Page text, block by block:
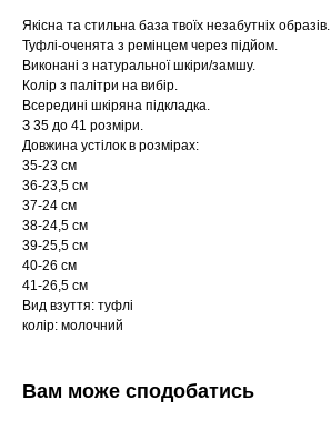
Якісна та стильна база твоїх незабутніх образів.
Туфлі-оченята з ремінцем через підйом.
Виконані з натуральної шкіри/замшу.
Колір з палітри на вибір.
Всередині шкіряна підкладка.
З 35 до 41 розміри.
Довжина устілок в розмірах:
35-23 cм
36-23,5 см
37-24 см
38-24,5 см
39-25,5 см
40-26 см
41-26,5 см
Вид взуття: туфлі
колір: молочний
Вам може сподобатись